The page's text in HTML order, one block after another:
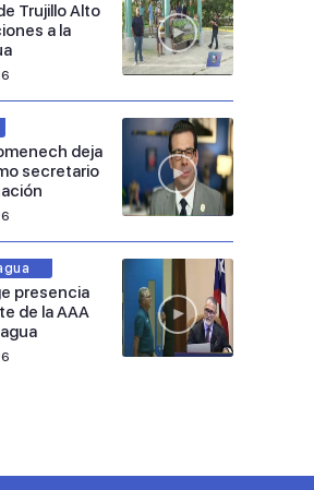
Trujillo Alto
a la
deja
secretario
presencia
de la AAA